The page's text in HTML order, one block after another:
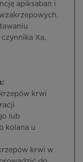
apiksaban i
Xa,
krwi
lub
kolana u
krwi w